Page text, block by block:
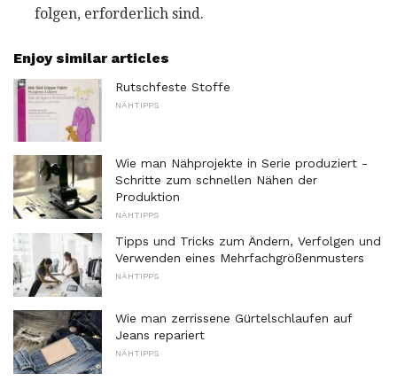
folgen, erforderlich sind.
Enjoy similar articles
Rutschfeste Stoffe
NÄHTIPPS
Wie man Nähprojekte in Serie produziert -
Schritte zum schnellen Nähen der
Produktion
NÄHTIPPS
Tipps und Tricks zum Ändern, Verfolgen und
Verwenden eines Mehrfachgrößenmusters
NÄHTIPPS
Wie man zerrissene Gürtelschlaufen auf
Jeans repariert
NÄHTIPPS